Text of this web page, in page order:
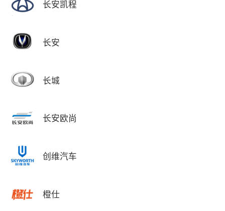
长安凯程
长安
长城
长安欧尚
创维汽车
橙仕